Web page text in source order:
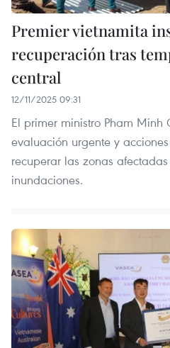
Premier vietnamita
recuperación tras
central
12/11/2025 09:31
El primer ministro Pham Minh
evaluación urgente y
recuperar las zonas
inundaciones.